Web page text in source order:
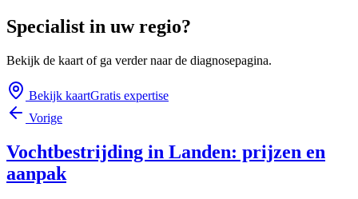
Specialist in uw regio?
Bekijk de kaart of ga verder naar de diagnosepagina.
Bekijk kaartGratis expertise
Vorige
Vochtbestrijding in Landen: prijzen en
aanpak